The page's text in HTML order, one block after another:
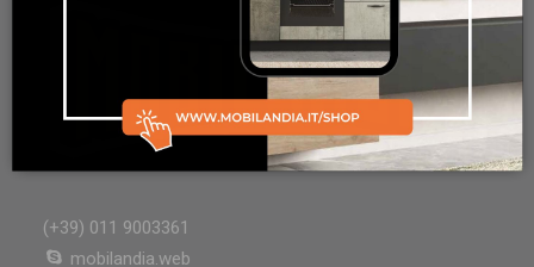
(+39) 011 9003361
mobilandia.web